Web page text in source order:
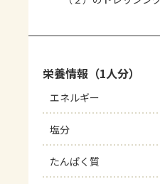
栄養情報（1人分）
エネルギー
塩分
たんぱく質